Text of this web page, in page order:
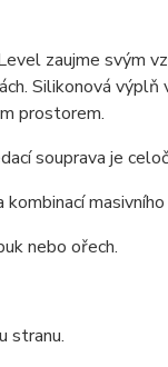
zaujme svým
Silikonová
prostorem.
souprava je
nebo ořech.
stranu.